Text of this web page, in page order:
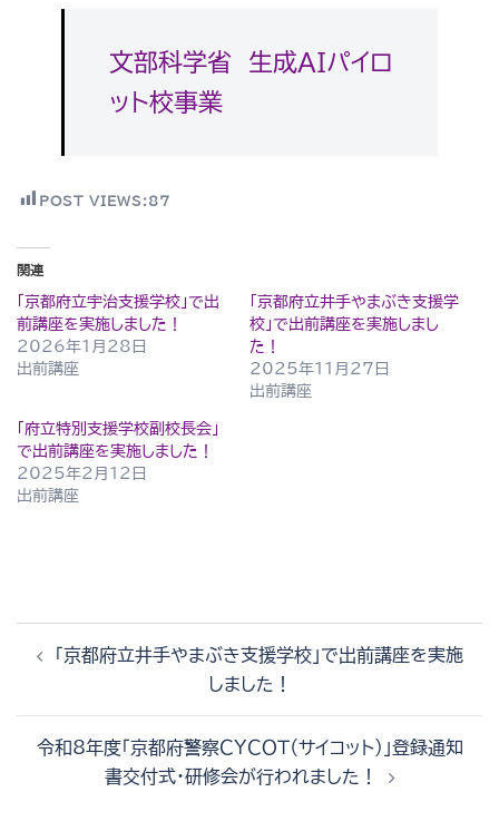
文部科学省 生成AIパイロ
ット校事業
POST VIEWS: 87
関連
「京都府立宇治支援学校」で出
前講座を実施しました！
2026年1月28日
出前講座
「京都府立井手やまぶき支援学
校」で出前講座を実施しまし
た！
2025年11月27日
出前講座
「府立特別支援学校副校長会」
で出前講座を実施しました！
2025年2月12日
出前講座
稿
「京都府立井手やまぶき支援学校」で出前講座を実施
しました！
令和8年度「京都府警察ＣＹＣＯＴ（サイコット）」登録通知
書交付式・研修会が行われました！